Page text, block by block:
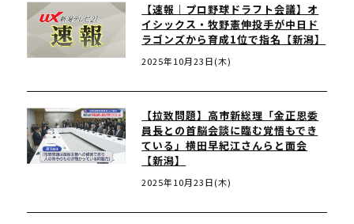
【速報｜プロ野球ドラフト会議】オ
イシックス・牧野憲伸投手が中日ド
ラゴンズから育成1位で指名【新潟】
2025年10月23日(木)
【拉致問題】高市新総理「金正恩委
員長との首脳会談に臨む覚悟もでき
ている」横田早紀江さんらと面会
【新潟】
2025年10月23日(木)